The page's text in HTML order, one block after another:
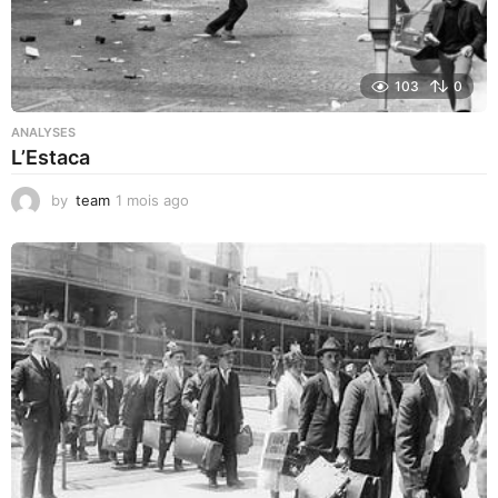
103 0
ANALYSES
L’Estaca
by team 1 mois ago
i
s
a
o